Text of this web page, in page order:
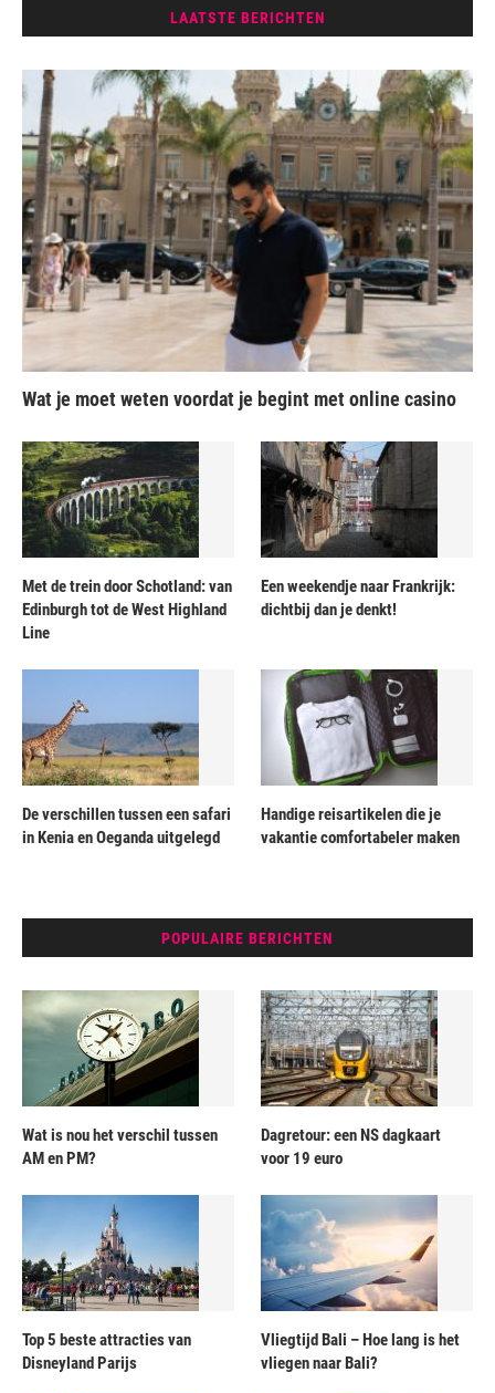
LAATSTE BERICHTEN
Wat je moet weten voordat je begint met online casino
Met de trein door Schotland: van
Edinburgh tot de West Highland
Line
Een weekendje naar Frankrijk:
dichtbij dan je denkt!
De verschillen tussen een safari
in Kenia en Oeganda uitgelegd
Handige reisartikelen die je
vakantie comfortabeler maken
POPULAIRE BERICHTEN
Wat is nou het verschil tussen
AM en PM?
Dagretour: een NS dagkaart
voor 19 euro
Top 5 beste attracties van
Disneyland Parijs
Vliegtijd Bali – Hoe lang is het
vliegen naar Bali?